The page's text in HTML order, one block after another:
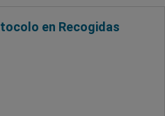
en Recogidas